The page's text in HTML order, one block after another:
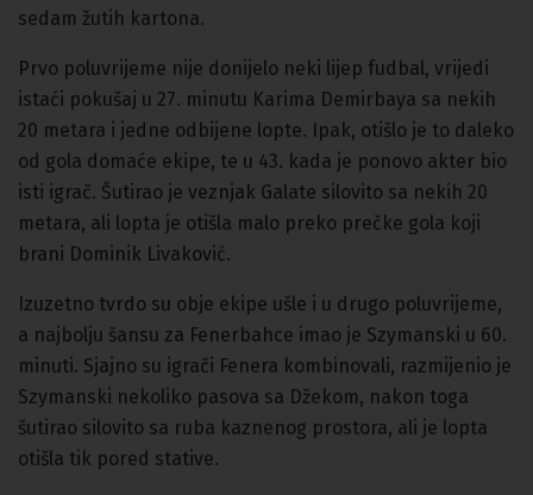
sedam žutih kartona.
Prvo poluvrijeme nije donijelo neki lijep fudbal, vrijedi
istaći pokušaj u 27. minutu Karima Demirbaya sa nekih
20 metara i jedne odbijene lopte. Ipak, otišlo je to daleko
od gola domaće ekipe, te u 43. kada je ponovo akter bio
isti igrač. Šutirao je veznjak Galate silovito sa nekih 20
metara, ali lopta je otišla malo preko prečke gola koji
brani Dominik Livaković.
Izuzetno tvrdo su obje ekipe ušle i u drugo poluvrijeme,
a najbolju šansu za Fenerbahce imao je Szymanski u 60.
minuti. Sjajno su igrači Fenera kombinovali, razmijenio je
Szymanski nekoliko pasova sa Džekom, nakon toga
šutirao silovito sa ruba kaznenog prostora, ali je lopta
otišla tik pored stative.